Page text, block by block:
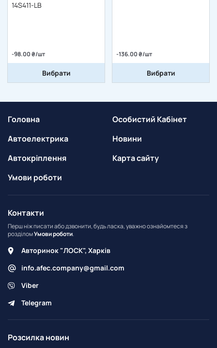
14S411-LB
-98.00 ₴/шт
Вибрати
-136.00 ₴/шт
Вибрати
Головна
Автоелектрика
Автокріплення
Умови роботи
Особистий Кабінет
Новини
Карта сайту
Контакти
Перш ніж писати або дзвонити, будь ласка, уважно ознайомтеся з
розділомУмови роботи.
Авторинок "ЛОСК", Харків
info.afec.company@gmail.com
Viber
Telegram
Розсилка новин